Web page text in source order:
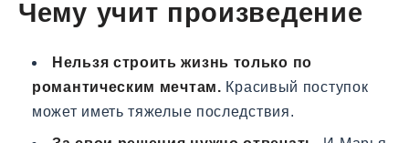
Чему учит произведение
Нельзя строить жизнь только по
романтическим мечтам. Красивый поступок
может иметь тяжелые последствия.